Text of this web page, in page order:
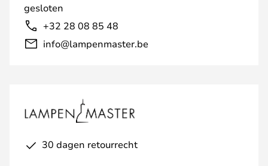
gesloten
+32 28 08 85 48
info@lampenmaster.be
30 dagen retourrecht